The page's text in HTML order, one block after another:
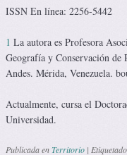
ISSN En línea: 2256-5442
1 La autora es Profesora
Geografía y Conservación de
Andes. Mérida, Venezuela.
Actualmente, cursa el
Universidad.
Publicada enTerritorio |